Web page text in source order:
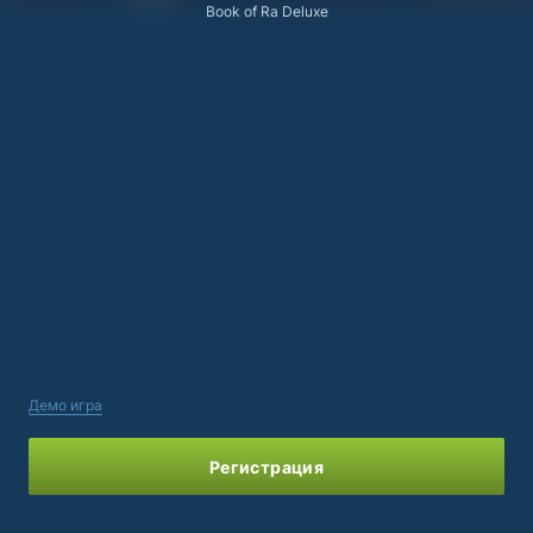
Book of Ra Deluxe
Демо игра
Регистрация